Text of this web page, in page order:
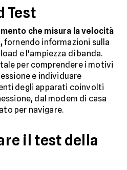
Test
che misura la velocità
fornendo informazioni sulla
e l'ampiezza di banda.
per comprendere i motivi
e individuare
degli apparati coinvolti
dal modem di casa
per navigare.
il test della